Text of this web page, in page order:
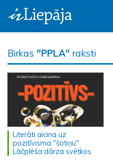
Birkas "PPLA" raksti
Literāti aicina uz
pozitīvisma "šotiņu"
Lāčplēša dārza svētkos